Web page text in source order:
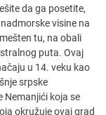
da ga posetite,
visine na
tu, na obali
puta. Ovaj
u 14. veku kao
srpske
Nemanjići koja se
okružuje ovaj grad